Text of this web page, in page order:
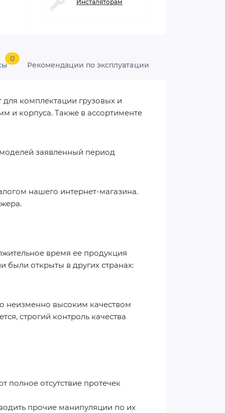
Инсталяторам
0
Рекомендации по эксплуатации
комплектации грузовых и
и корпуса. Также в ассортименте
заявленный период
нашего интернет-магазина.
время ее продукция
были открыты в других странах:
неизменно высоким качеством
строгий контроль качества
полное отсутствие протечек
прочие манипуляции по их